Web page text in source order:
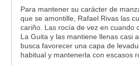
Para mantener su carácter de
que se amontille, Rafael Rivas las
cariño. Las rocía de vez en cuando
La Guita y las mantiene llenas casi
busca favorecer una capa de
habitual y mantenerla con escasos